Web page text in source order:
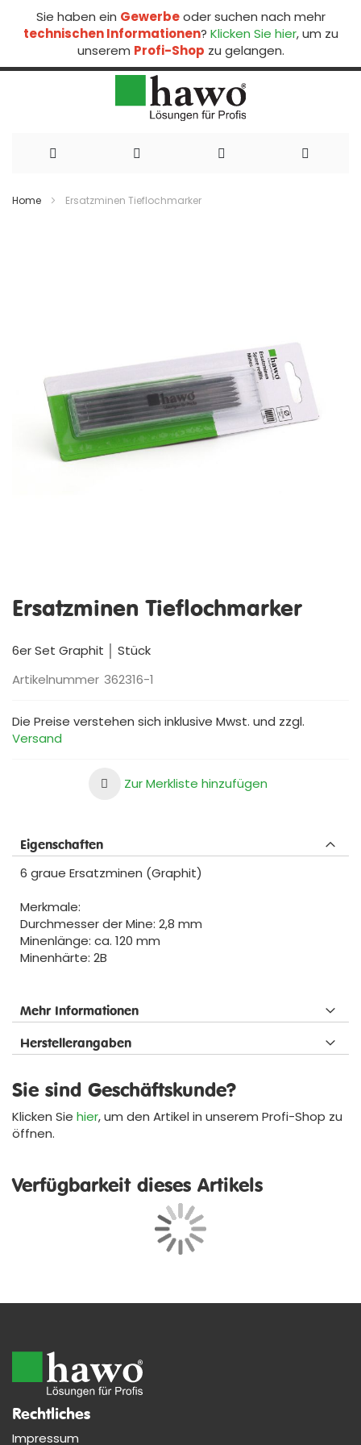
Sie haben ein Gewerbeoder suchen nach mehr
technischen Informationen? Klicken Sie hier, um zu
unserem Profi-Shop zu gelangen.
zum
Home Ersatzminen Tieflochmarker
der
Ersatzminen Tieflochmarker
6er Set Graphit │ Stück
Artikelnummer 362316-1
Die Preise verstehen sich inklusive Mwst. und zzgl.
Versand
Zur Merkliste hinzufügen
Sie sind Geschäftskunde?
Klicken Sie hier, um den Artikel in unserem Profi-Shop zu
öffnen.
Verfügbarkeit dieses Artikels
Eigenschaften
6 graue Ersatzminen (Graphit)
Merkmale:
Durchmesser der Mine: 2,8 mm
Minenlänge: ca. 120 mm
Minenhärte: 2B
Mehr Informationen
Herstellerangaben
Rechtliches
Impressum